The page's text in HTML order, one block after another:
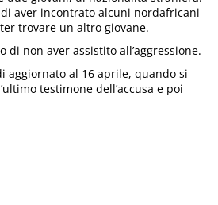
aver incontrato alcuni nordafricani
trovare un altro giovane.
non aver assistito all’aggressione.
aggiornato al 16 aprile, quando si
testimone dell’accusa e poi